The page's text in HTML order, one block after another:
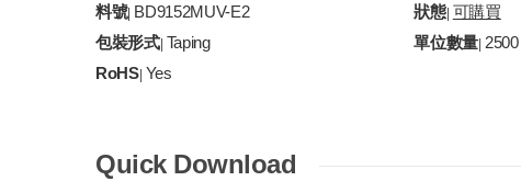
料號| BD9152MUV-E2 狀態| 可購買
包裝形式| Taping 單位數量 |2500
RoHS| Yes
Quick Download